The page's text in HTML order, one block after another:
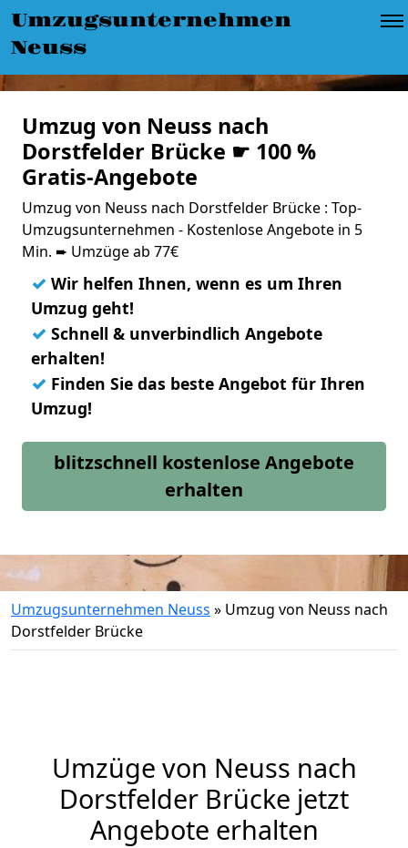
Umzugsunternehmen
Neuss
Umzug von Neuss nach
Dorstfelder Brücke ☛ 100 %
Gratis-Angebote
Umzug von Neuss nach Dorstfelder Brücke : Top-
Umzugsunternehmen - Kostenlose Angebote in 5
Min. ➨ Umzüge ab 77€
✓ Wir helfen Ihnen, wenn es um Ihren
Umzug geht!
✓ Schnell & unverbindlich Angebote
erhalten!
✓ Finden Sie das beste Angebot für Ihren
Umzug!
blitzschnell kostenlose Angebote
erhalten
Umzugsunternehmen Neuss » Umzug von Neuss nach
Dorstfelder Brücke
Umzüge von Neuss nach
Dorstfelder Brücke jetzt
Angebote erhalten